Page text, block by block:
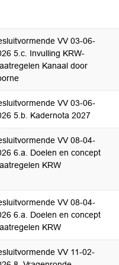
VV 03-06-
5.c. Invulling KRW-
Kanaal door
VV 03-06-
5.b. Kadernota 2027
VV 08-04-
6.a. Doelen en concept
KRW
VV 08-04-
6.a. Doelen en concept
KRW
VV 11-02-